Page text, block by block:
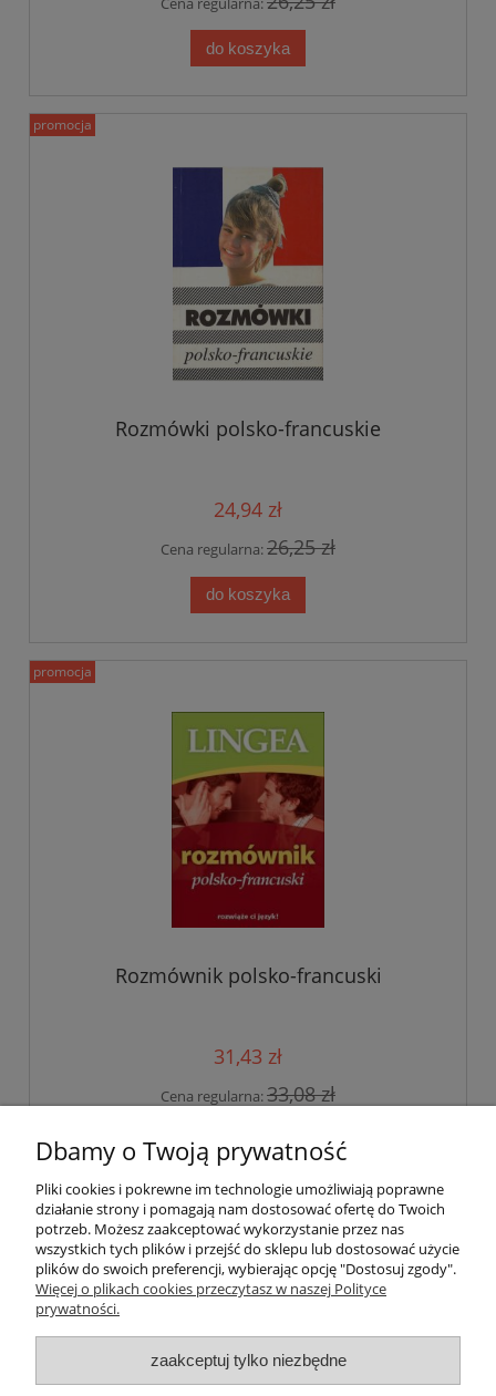
do koszyka
Rozmówki polsko-francuskie
24,94 zł
Cena regularna:26,25 zł
do koszyka
promocja
Rozmównik polsko-francuski
31,43 zł
Cena regularna:33,08 zł
do koszyka
promocja
O nas
Płatności i dostawa
Moje konto
Dbamy o Twoją prywatność
Pliki cookies i pokrewne im technologie umożliwiają poprawne
działanie strony i pomagają nam dostosować ofertę do Twoich
potrzeb. Możesz zaakceptować wykorzystanie przez nas
wszystkich tych plików i przejść do sklepu lub dostosować użycie
plików do swoich preferencji, wybierając opcję "Dostosuj zgody".
Więcej o plikach cookies przeczytasz w naszej Polityce
prywatności.
zaakceptuj tylko niezbędne